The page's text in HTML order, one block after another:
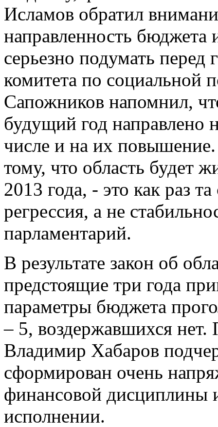
Исламов обратил
направленность бюджета
серьезно подумать перед
комитета по социальной
Сапожников напомнил,
будущий год направлено
числе и на их
тому, что область будет
2013 года, - это как раз
регрессия, а не
парламентарий.
В результате закон об
предстоящие три года
параметры бюджета
– 5, воздержавшихся нет.
Владимир Хабаров
сформирован очень
финансовой дисциплины
исполнении.